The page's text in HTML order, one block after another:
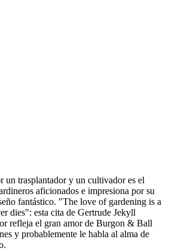
un trasplantador y un cultivador es el
aficionados e impresiona por su
fantástico. "The love of gardening is a
dies": esta cita de Gertrude Jekyll
refleja el gran amor de Burgon & Ball
y probablemente le habla al alma de